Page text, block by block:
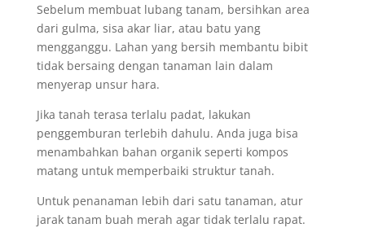
Sebelum membuat lubang tanam, bersihkan area
dari gulma, sisa akar liar, atau batu yang
mengganggu. Lahan yang bersih membantu bibit
tidak bersaing dengan tanaman lain dalam
menyerap unsur hara.
Jika tanah terasa terlalu padat, lakukan
penggemburan terlebih dahulu. Anda juga bisa
menambahkan bahan organik seperti kompos
matang untuk memperbaiki struktur tanah.
Untuk penanaman lebih dari satu tanaman, atur
jarak tanam buah merah agar tidak terlalu rapat.